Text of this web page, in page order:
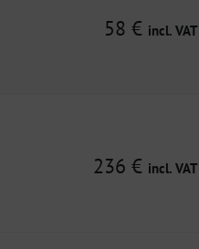
58 € incl. VAT
236 € incl. VAT